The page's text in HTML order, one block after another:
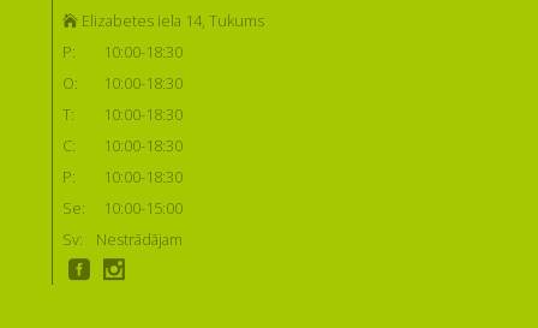
Elizabetes iela 14, Tukums
P:
10:00-18:30
O:
10:00-18:30
T:
10:00-18:30
C:
10:00-18:30
P:
10:00-18:30
Se:
10:00-15:00
Sv:
Nestrādājam